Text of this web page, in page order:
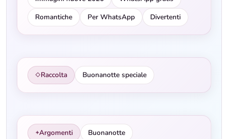
Romantiche
Per WhatsApp Divertenti
◇Raccolta Buonanotte speciale
✦Argomenti
Buonanotte